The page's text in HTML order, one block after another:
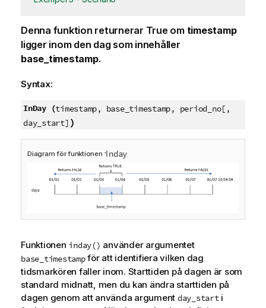
Denna funktion returnerar Trueom timestamp
ligger inom den dag som innehåller
base_timestamp.
Syntax:
InDay (timestamp, base_timestamp, period_no[,
day_start] )
Diagram för funktionen inday
Funktionen inday() använder argumentet
base_timestampför att identifiera vilken dag
tidsmarkören faller inom. Starttiden på dagen är som
standard midnatt, men du kan ändra starttiden på
dagen genom att använda argument day_starti